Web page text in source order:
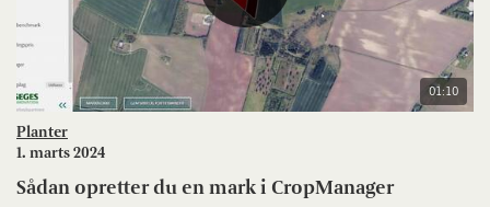
01:10
Planter
1. marts 2024
Sådan opretter du en mark i CropManager